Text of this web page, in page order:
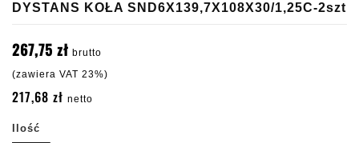
DYSTANS KOŁA SND6X139,7X108X30/1,25C-2szt
267,75 zł brutto
(zawiera VAT 23%)
217,68 zł netto
Ilość